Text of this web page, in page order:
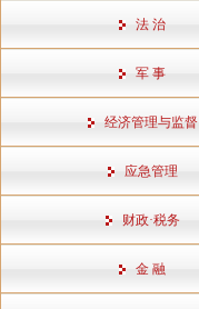
法 治
军 事
经济管理与监督
应急管理
财政·税务
金 融